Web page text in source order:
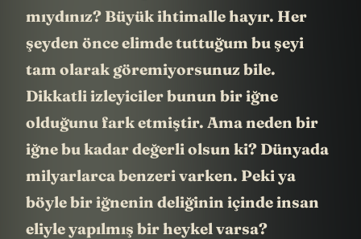
mıydınız? Büyük ihtimalle hayır. Her
şeyden önce elimde tuttuğum bu şeyi
tam olarak göremiyorsunuz bile.
Dikkatli izleyiciler bunun bir iğne
olduğunu fark etmiştir. Ama neden bir
iğne bu kadar değerli olsun ki? Dünyada
milyarlarca benzeri varken. Peki ya
böyle bir iğnenin deliğinin içinde insan
eliyle yapılmış bir heykel varsa?